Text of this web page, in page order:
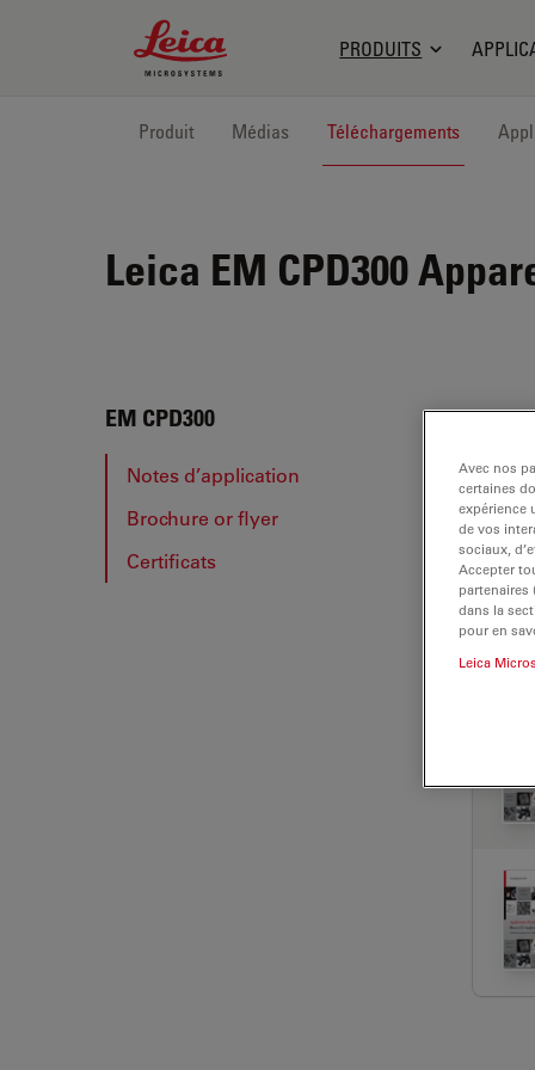
Leica Microsystems Logo
PRODUITS
Produit Médias Téléchargements
Leica EM CPD300
EM CPD300
Notes d’application
Brochure or flyer
Certificats
EM
Avec nos
certaines
expérience
de vos
sociaux,
Accepter
partenaires
dans la
pour en
Leica